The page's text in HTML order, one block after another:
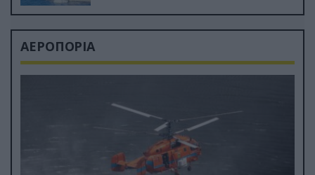
ΑΕΡΟΠΟΡΙΑ